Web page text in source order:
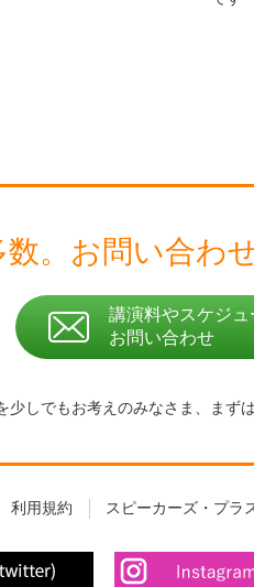
。 お問い合わ
講演料やスケジュ
お問い合わせ
少しでもお考えのみなさま、 まず
利用規約 スピーカーズ・プラ